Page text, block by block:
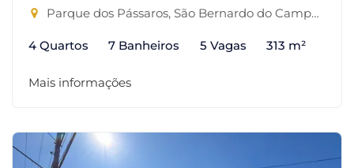
Parque dos Pássaros, São Bernardo do Campo-SP
4 Quartos 7 Banheiros 5 Vagas 313 m²
Mais informações